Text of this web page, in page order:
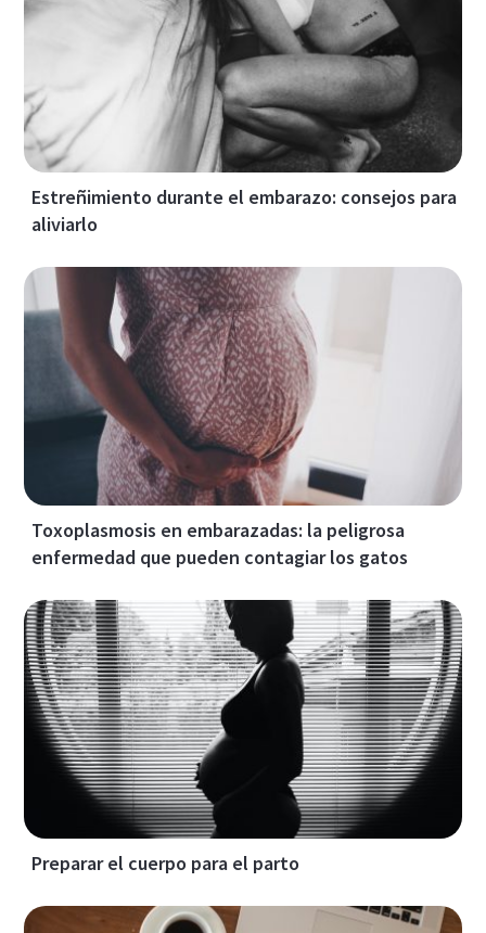
Estreñimiento durante el embarazo: consejos para
aliviarlo
Toxoplasmosis en embarazadas: la peligrosa
enfermedad que pueden contagiar los gatos
Preparar el cuerpo para el parto